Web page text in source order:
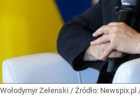
Wołodymyr Zełenski / Źródło: Newspix.pl